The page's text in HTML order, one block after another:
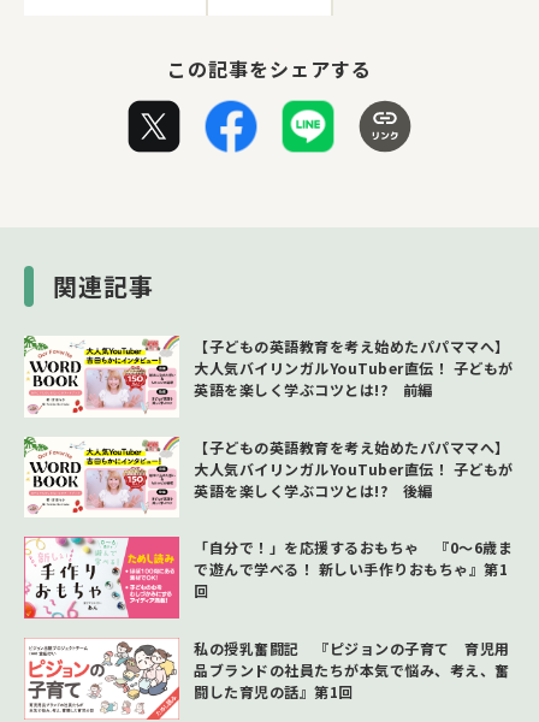
この記事をシェアする
関連記事
【子どもの英語教育を考え始めたパパママへ】
大人気バイリンガルYouTuber直伝！ 子どもが
英語を楽しく学ぶコツとは!? 前編
【子どもの英語教育を考え始めたパパママへ】
大人気バイリンガルYouTuber直伝！ 子どもが
英語を楽しく学ぶコツとは!? 後編
「自分で！」を応援するおもちゃ 『0～6歳ま
で遊んで学べる！ 新しい手作りおもちゃ』第1
回
私の授乳奮闘記 『ピジョンの子育て 育児用
品ブランドの社員たちが本気で悩み、考え、奮
闘した育児の話』第1回